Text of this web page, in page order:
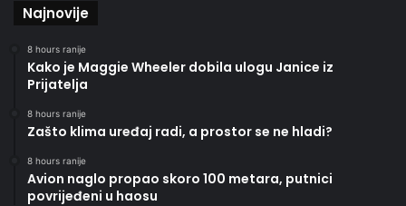
Najnovije
8 hours ranije
Kako je Maggie Wheeler dobila ulogu Janice iz
Prijatelja
8 hours ranije
Zašto klima uređaj radi, a prostor se ne hladi?
8 hours ranije
Avion naglo propao skoro 100 metara, putnici
povrijeđeni u haosu